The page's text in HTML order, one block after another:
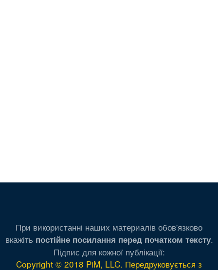
При використанні наших материалів обов'язково
вкажіть постійне посилання перед початком тексту.
Підпис для кожної публікації:
Copyright © 2018 PiM, LLC. Передруковується з